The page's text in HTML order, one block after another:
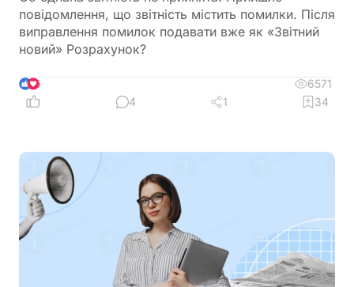
повідомлення, що звітність містить помилки. Після
виправлення помилок подавати вже як «Звітний
новий» Розрахунок?
5
6571
4
1 34